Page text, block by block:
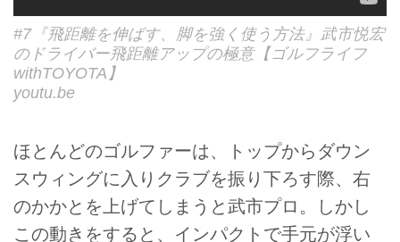
#7『飛距離を伸ばす、脚を強く使う方法』武市悦宏
のドライバー飛距離アップの極意【ゴルフライフ
withTOYOTA】
youtu.be
ほとんどのゴルファーは、トップからダウン
スウィングに入りクラブを振り下ろす際、右
のかかとを上げてしまうと武市プロ。しかし
この動きをすると、インパクトで手元が浮い